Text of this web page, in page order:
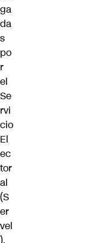
ga
da
s
po
r
el
Se
rvi
cio
El
ec
tor
al
(S
er
vel